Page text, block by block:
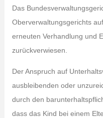
Das
Oberverwaltungsgerichts
erneuten Verhandlung und
zurückverwiesen.
Der Anspruch auf
ausbleibenden oder
durch den
dass das Kind bei einem